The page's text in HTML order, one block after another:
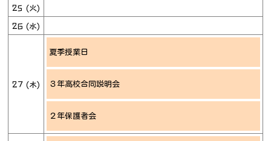
25 (火)
26 (水)
27 (木)
夏季授業日
３年高校合同説明会
２年保護者会